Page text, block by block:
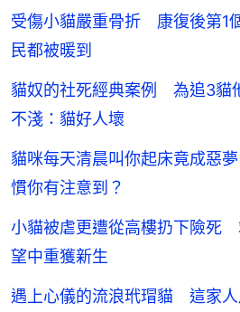
受傷小貓嚴重骨折 康復後第1
民都被暖到
貓奴的社死經典案例 為追3貓
不淺：貓好人壞
貓咪每天清晨叫你起床竟成惡
慣你有注意到？
小貓被虐更遭從高樓扔下險
望中重獲新生
遇上心儀的流浪玳瑁貓 這家